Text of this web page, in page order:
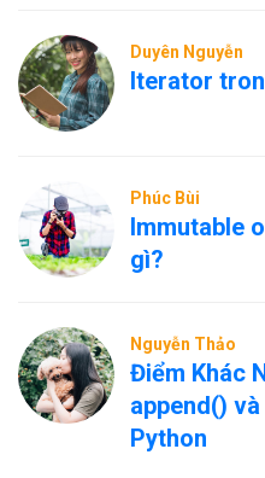
Duyên Nguyễn
Iterator
Phúc Bùi
Immutable
gì?
Nguyễn Thảo
Điểm Khác
append()
Python